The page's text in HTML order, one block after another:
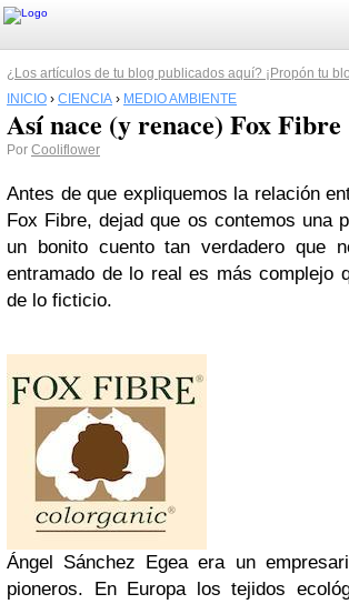
¿Los artículos de tu blog publicados aquí? ¡Propón tu
INICIO › CIENCIA › MEDIO AMBIENTE
Así nace (y renace) Fox Fibre
Por Cooliflower
Antes de que expliquemos la relación
Fox Fibre, dejad que os contemos una
un bonito cuento tan verdadero que
entramado de lo real es más complejo
de lo ficticio.
Ángel Sánchez Egea era un
pioneros. En Europa los tejidos